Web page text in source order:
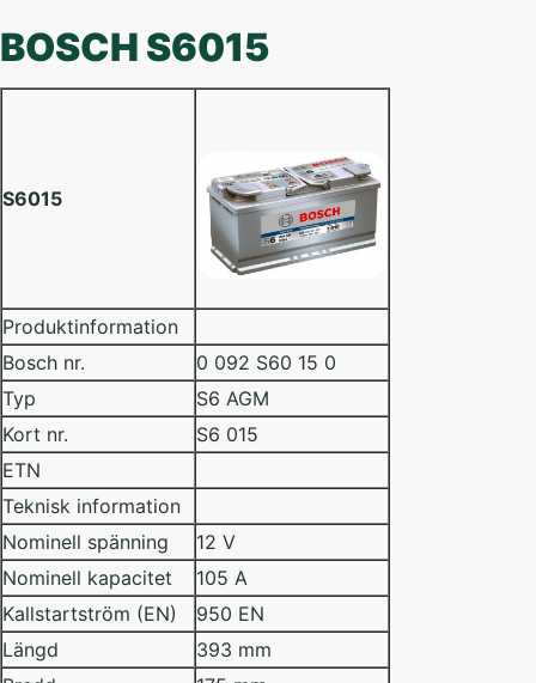
BOSCH S6015
S6015
Produktinformation
Bosch nr.
0 092 S60 15 0
Typ
S6 AGM
Kort nr.
S6 015
ETN
Teknisk information
Nominell spänning
12 V
Nominell kapacitet
105 A
Kallstartström (EN)
950 EN
Längd
393 mm